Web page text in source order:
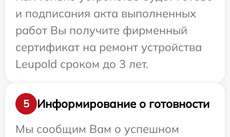
и подписания акта выполненных
работ Вы получите фирменный
сертификат на ремонт устройства
Leupold сроком до 3 лет.
5
Информирование о готовности
Мы сообщим Вам о успешном